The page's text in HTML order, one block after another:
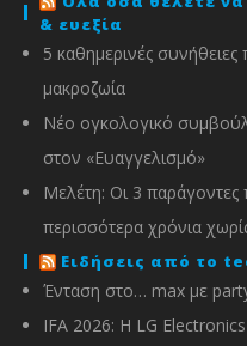
& ευεξία
5 καθημερινές
μακροζωία
Νέο ογκολογικό
στον «Ευαγγελισμό»
Μελέτη: Οι 3
περισσότερα χρόνια
Ειδήσεις από το
Ένταση στο… max με
IFA 2026: Η LG